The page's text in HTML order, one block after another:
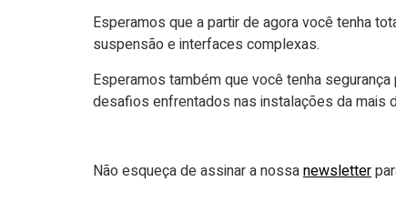
Esperamos que a partir de agora você tenha
suspensão e interfaces complexas.
Esperamos também que você tenha
desafios enfrentados nas instalações da mais
Não esqueça de assinar a nossanewsletter